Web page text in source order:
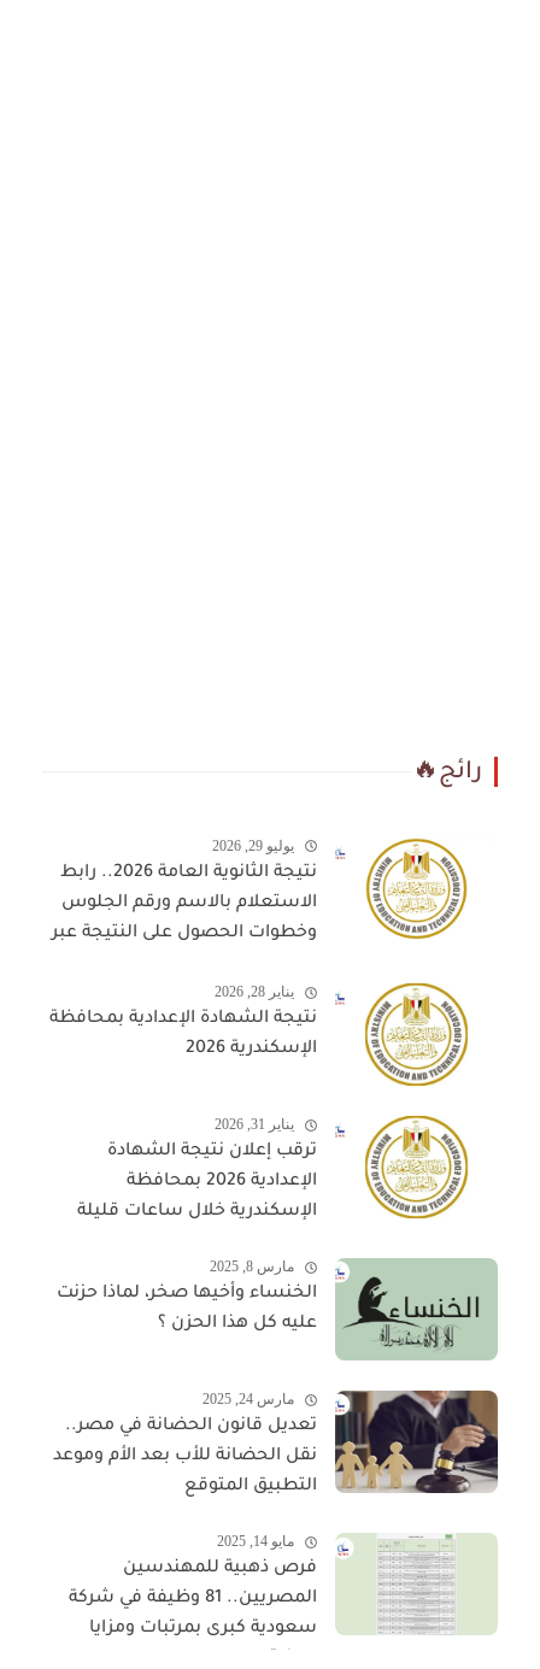
رائج🔥
يوليو 29, 2026
نتيجة الثانوية العامة 2026.. رابط
الاستعلام بالاسم ورقم الجلوس
وخطوات الحصول على النتيجة عبر
يناير 28, 2026
نتيجة الشهادة الإعدادية بمحافظة
الإسكندرية 2026
يناير 31, 2026
ترقب إعلان نتيجة الشهادة
الإعدادية 2026 بمحافظة
الإسكندرية خلال ساعات قليلة
مارس 8, 2025
الخنساء وأخيها صخر، لماذا حزنت
عليه كل هذا الحزن ؟
مارس 24, 2025
تعديل قانون الحضانة في مصر..
نقل الحضانة للأب بعد الأم وموعد
التطبيق المتوقع
مايو 14, 2025
فرص ذهبية للمهندسين
المصريين.. 81 وظيفة في شركة
سعودية كبرى بمرتبات ومزايا